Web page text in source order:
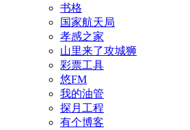
书格
国家航天局
孝感之家
山里来了攻城狮
彩票工具
悠FM
我的油管
探月工程
有个博客